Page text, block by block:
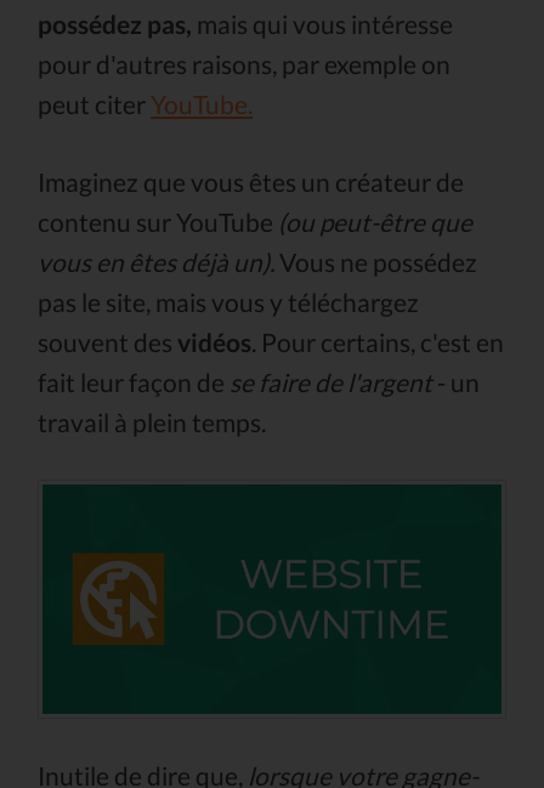
possédez pas, mais qui vous intéresse
pour d'autres raisons, par exemple on
peut citerYouTube.
Imaginez que vous êtes un créateur de
contenu sur YouTube (ou peut-être que
vous en êtes déjà un). Vous ne possédez
pas le site, mais vous y téléchargez
souvent des vidéos . Pour certains, c'est en
fait leur façon de se faire de l'argent- un
travail à plein temps.
Inutile de dire que, lorsque votre gagne-